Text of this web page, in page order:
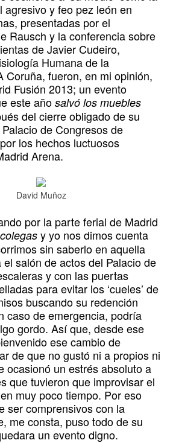
agresivo y feo pez león en
presentadas por el
Rausch y la conferencia sobre
de Javier Cudeiro,
Humana de la
Coruña, fueron, en mi opinión,
Fusión 2013; un evento
este añosalvó los muebles
del cierre obligado de su
de Congresos de
los hechos luctuosos
Arena.
David Muñoz
por la parte ferial de Madrid
colegas y yo nos dimos cuenta
sin saberlo en aquella
salón de actos del Palacio de
y con las puertas
para evitar los ‘cueles’ de
buscando su redención
caso de emergencia, podría
gordo. Así que, desde ese
ese cambio de
de que no gustó ni a propios ni
ocasionó un estrés absoluto a
que tuvieron que improvisar el
muy poco tiempo. Por eso
ser comprensivos con la
me consta, puso todo de su
un evento digno.